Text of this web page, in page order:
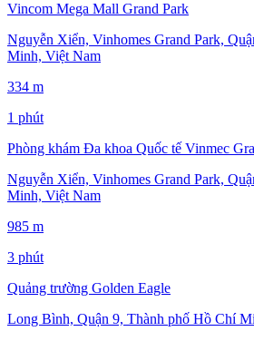
Vincom Mega Mall Grand Park
Nguyễn Xiển, Vinhomes Grand Park,
Minh, Việt Nam
334 m
1 phút
Phòng khám Đa khoa Quốc tế Vinmec
Nguyễn Xiển, Vinhomes Grand Park,
Minh, Việt Nam
985 m
3 phút
Quảng trường Golden Eagle
Long Bình, Quận 9, Thành phố Hồ Chí